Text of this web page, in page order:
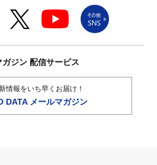
ガジン 配信サービス
情報をいち早くお届け！
DATA メールマガジン